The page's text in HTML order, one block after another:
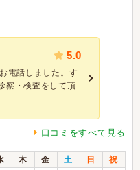
5.0
電話しました。す
察・検査をして頂
口コミをすべて見る
木 金 土 日
祝